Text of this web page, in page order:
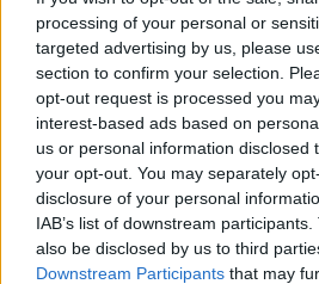
processing of your personal or
targeted advertising by us, please
section to confirm your selection.
opt-out request is processed you
interest-based ads based on
us or personal information disclosed
your opt-out. You may separately
disclosure of your personal
IAB’s list of downstream
also be disclosed by us to third
Downstream Participants that may
La nuova rete è stata realizzata dal
collaborazione con l’Ecoistituto Delle
itinerari che si snodano tra antichi
e colline ricche di storia.
I sentieri offrono esperienze per tutti
tranquille tra uliveti e vigneti, alle
possono raggiungere punti panoramici
passando per percorsi immersi nella